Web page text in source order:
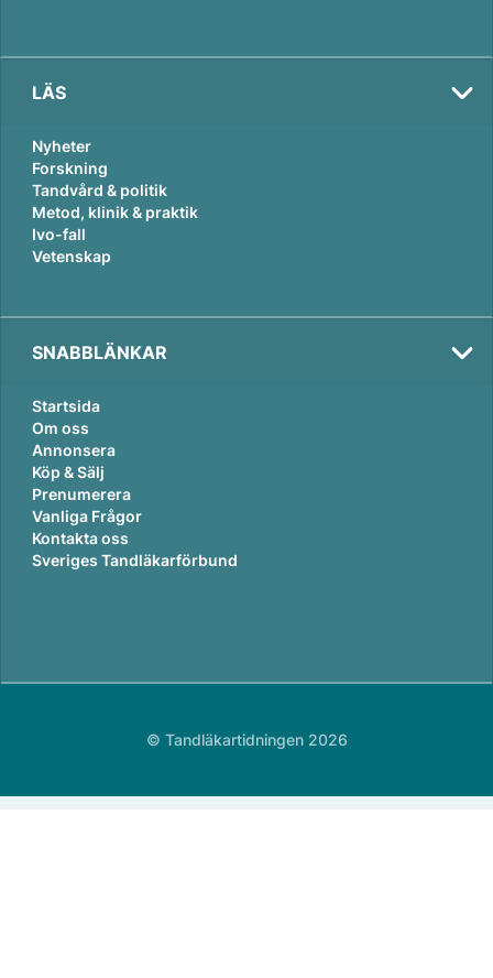
LÄS
Nyheter
Forskning
Tandvård & politik
Metod, klinik & praktik
Ivo-fall
Vetenskap
SNABBLÄNKAR
Startsida
Om oss
Annonsera
Köp & Sälj
Prenumerera
Vanliga Frågor
Kontakta oss
Sveriges Tandläkarförbund
© Tandläkartidningen 2026